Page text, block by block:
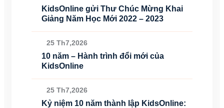
KidsOnline gửi Thư Chúc Mừng Khai
Giảng Năm Học Mới 2022 – 2023
25 Th7,2026
10 năm – Hành trình đổi mới của
KidsOnline
25 Th7,2026
Kỷ niệm 10 năm thành lập KidsOnline: